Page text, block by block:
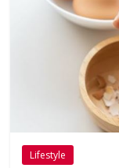
Lifestyle